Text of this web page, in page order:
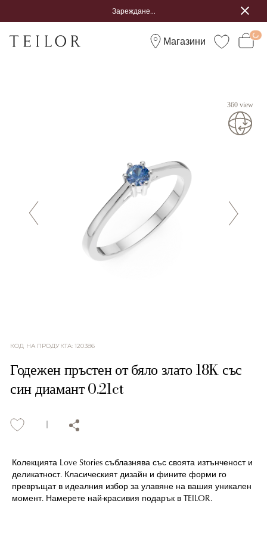
Зареждане...
Магазини
360 view
КОД НА ПРОДУКТА:120386
Годежен пръстен от бяло злато 18K със
син диамант 0.21ct
Колекцията Love Stories съблазнява със своята изтънченост и
деликатност. Класическият дизайн и фините форми го
превръщат в идеалния избор за улавяне на вашия уникален
момент. Намерете най-красивия подарък в TEILOR.